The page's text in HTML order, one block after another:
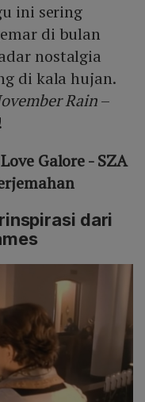
ini sering
di bulan
nostalgia
di kala hujan.
Rain–
Galore - SZA
dari